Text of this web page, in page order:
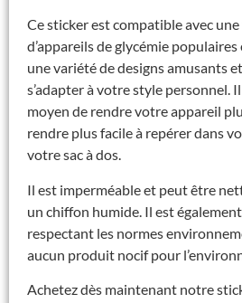
Ce sticker est compatible avec
d’appareils de glycémie
une variété de designs amusants
s’adapter à votre style personnel.
moyen de rendre votre appareil
rendre plus facile à repérer dans
votre sac à dos.
Il est imperméable et peut être
un chiffon humide. Il est
respectant les normes
aucun produit nocif pour
Achetez dès maintenant notre